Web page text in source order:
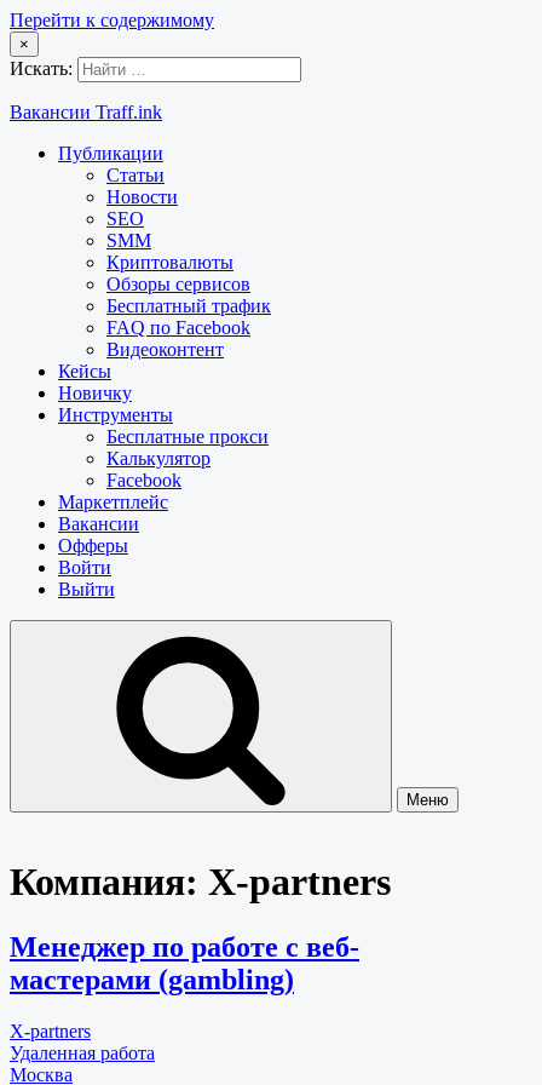
Перейти к содержимому
×
Искать:
Вакансии Traff.ink
Публикации
Статьи
Новости
SEO
SMM
Криптовалюты
Обзоры сервисов
Бесплатный трафик
FAQ по Facebook
Видеоконтент
Кейсы
Новичку
Инструменты
Бесплатные прокси
Калькулятор
Facebook
Маркетплейс
Вакансии
Офферы
Войти
Выйти
Меню
Компания: X-partners
Менеджер по работе с веб-
мастерами (gambling)
X-partners
Удаленная работа
Москва